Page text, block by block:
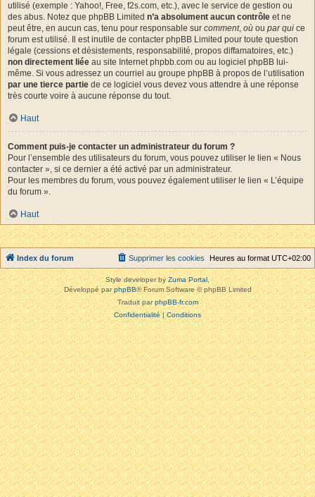
utilisé (exemple : Yahoo!, Free, f2s.com, etc.), avec le service de gestion ou
des abus. Notez que phpBB Limited n’a absolument aucun contrôle et ne
peut être, en aucun cas, tenu pour responsable sur comment, où ou par qui ce
forum est utilisé. Il est inutile de contacter phpBB Limited pour toute question
légale (cessions et désistements, responsabilité, propos diffamatoires, etc.)
non directement liée au site Internet phpbb.com ou au logiciel phpBB lui-
même. Si vous adressez un courriel au groupe phpBB à propos de l’utilisation
par une tierce partie de ce logiciel vous devez vous attendre à une réponse
très courte voire à aucune réponse du tout.
Haut
Comment puis-je contacter un administrateur du forum ?
Pour l’ensemble des utilisateurs du forum, vous pouvez utiliser le lien « Nous
contacter », si ce dernier a été activé par un administrateur.
Pour les membres du forum, vous pouvez également utiliser le lien « L’équipe
du forum ».
Haut
Index du forum Heures au format UTC+02:00
Supprimer les cookies
Style developer byZuma Portal,
Développé parphpBB® Forum Software © phpBB Limited
Traduit parphpBB-fr.com
Confidentialité|Conditions